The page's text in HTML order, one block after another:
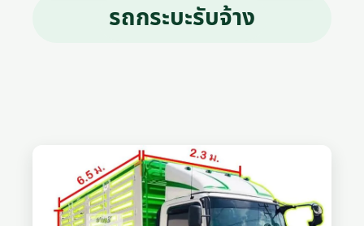
รถกระบะรับจ้าง